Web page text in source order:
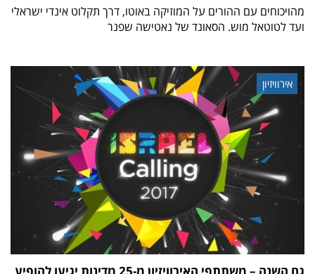
מהויכוחים עם ההורים על המוזיקה באוטו, דרך תקלוט אינדי ישראלי
ועד לטוטאל מוש. הסאונד של נאטישה שפנר
אירוויזיון